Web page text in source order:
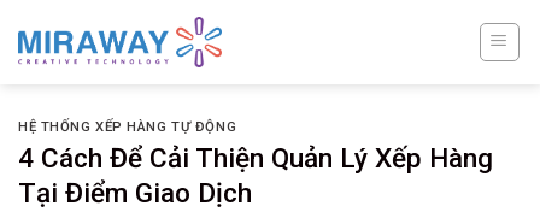
HỆ THỐNG XẾP HÀNG TỰ ĐỘNG
4 Cách Để Cải Thiện Quản Lý Xếp Hàng
Tại Điểm Giao Dịch